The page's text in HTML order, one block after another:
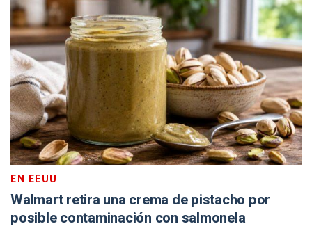
EN EEUU
Walmart retira una crema de pistacho por
posible contaminación con salmonela